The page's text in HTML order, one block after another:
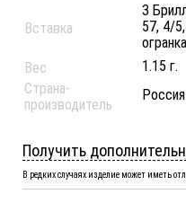
Вставка
3
57, 4/
Вес
1.15 г.
Страна-
производитель
Россия
Получить
В редких случаях изделие может иметь